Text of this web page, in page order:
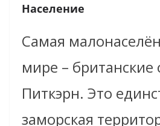
Население
Самая малонаселё
мире – британские
Питкэрн. Это
заморская